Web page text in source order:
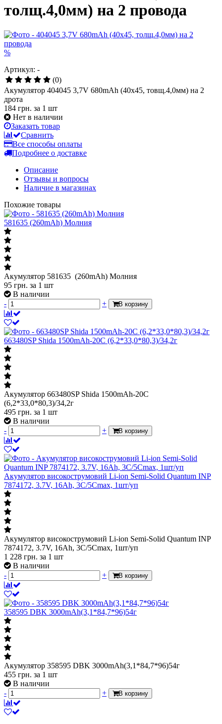
толщ.4,0мм) на 2 провода
%
Артикул: -
(0)
Акумулятор 404045 3,7V 680mAh (40x45, товщ.4,0мм) на 2
дрота
184 грн. за 1 шт
Нет в наличии
Заказать товар
Сравнить
Все способы оплаты
Подробнее о доставке
Описание
Отзывы и вопросы
Наличие в магазинах
Похожие товары
581635 (260mAh) Молния
Акумулятор 581635 (260mAh) Молния
95 грн. за 1 шт
В наличии
-
+ В корзину
663480SP Shida 1500mAh-20C (6,2*33,0*80,3)/34,2г
Акумулятор 663480SP Shida 1500mAh-20C
(6,2*33,0*80,3)/34,2г
495 грн. за 1 шт
В наличии
-
+ В корзину
Акумулятор високострумовий Li-ion Semi-Solid Quantum INP
7874172, 3.7V, 16Ah, 3C/5Cmax, 1шт/уп
Акумулятор високострумовий Li-ion Semi-Solid Quantum INP
7874172, 3.7V, 16Ah, 3C/5Cmax, 1шт/уп
1 228 грн. за 1 шт
В наличии
-
+ В корзину
358595 DBK 3000mAh(3,1*84,7*96)54г
Акумулятор 358595 DBK 3000mAh(3,1*84,7*96)54г
455 грн. за 1 шт
В наличии
-
+ В корзину